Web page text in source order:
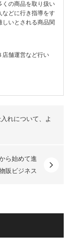
くの商品を取り扱い
などに行き指導をす
しいとされる商品関
店舗運営など行い
れについて、よ
ら始めて進
販ビジネス